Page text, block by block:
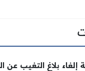
إلغاء بلاغ التغيب عن